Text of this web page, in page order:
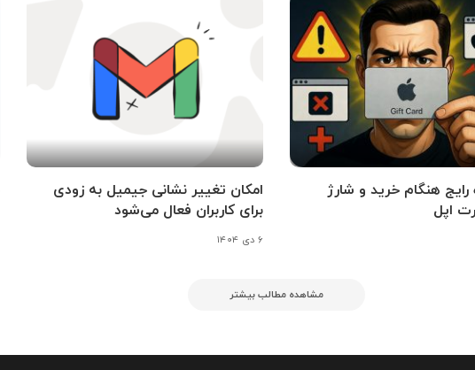
رایج هنگام خرید و شارژ
اپل
امکان تغییر نشانی جیمیل به زودی
برای کاربران فعال می‌شود
۶ دی ۱۴۰۴
مشاهده مطالب بیشتر